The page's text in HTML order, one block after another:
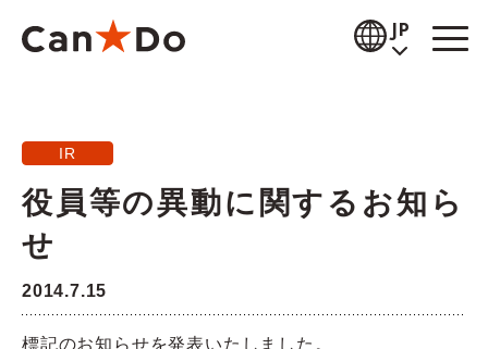
JP
お知らせ
商品情報
公式通販
IR
役員等の異動に関するお知ら
せ
2014.7.15
標記のお知らせを発表いたしました。